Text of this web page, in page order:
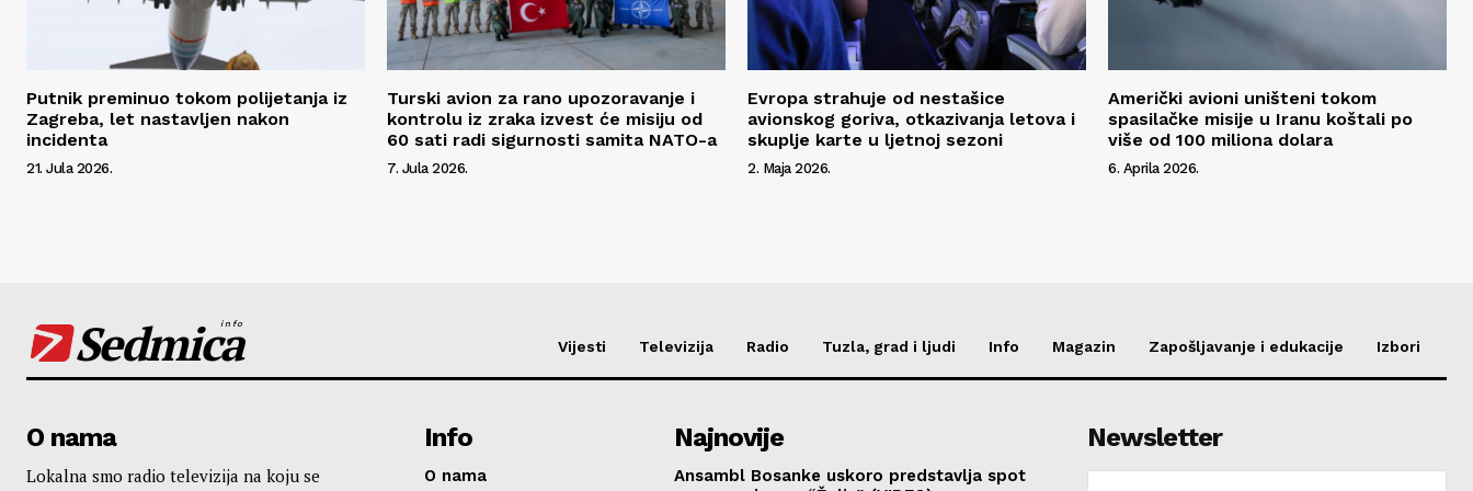
Putnik preminuo tokom polijetanja iz
Zagreba, let nastavljen nakon
incidenta
21. Jula 2026.
Turski avion za rano upozoravanje i
kontrolu iz zraka izvest će misiju od
60 sati radi sigurnosti samita NATO-a
7. Jula 2026.
Evropa strahuje od nestašice
avionskog goriva, otkazivanja letova i
skuplje karte u ljetnoj sezoni
2. Maja 2026.
Američki avioni uništeni tokom
spasilačke misije u Iranu koštali po
više od 100 miliona dolara
6. Aprila 2026.
Sedmica
info
Vijesti Televizija Radio Tuzla, grad i ljudi Info Magazin Zapošljavanje i edukacije Izbori
O nama
Lokalna smo radio televizija na koju se
Info
O nama
Najnovije
Ansambl Bosanke uskoro predstavlja spot
Newsletter